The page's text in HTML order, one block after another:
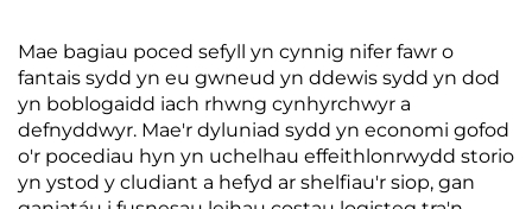
Mae bagiau poced sefyll yn cynnig nifer fawr o
fantais sydd yn eu gwneud yn ddewis sydd yn dod
yn boblogaidd iach rhwng cynhyrchwyr a
defnyddwyr. Mae'r dyluniad sydd yn economi gofod
o'r pocediau hyn yn uchelhau effeithlonrwydd storio
yn ystod y cludiant a hefyd ar shelfiau'r siop, gan